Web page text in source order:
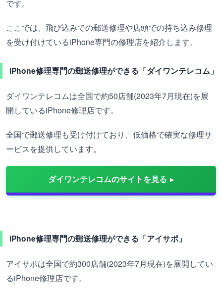
です。
ここでは、飛び込みでの郵送修理や店頭での持ち込み修理
を受け付けているiPhone専門の修理店を紹介します。
iPhone修理専門の郵送修理ができる「ダイワンテレコム」
ダイワンテレコムは全国で約50店舗(2023年7月現在)を展
開しているiPhone修理店です。
全国で郵送修理も受け付けており、低価格で確実な修理サ
ービスを提供しています。
ダイワンテレコムのサイトを見る
iPhone修理専門の郵送修理ができる「アイサポ」
アイサポは全国で約300店舗(2023年7月現在)を展開してい
るiPhone修理店です。